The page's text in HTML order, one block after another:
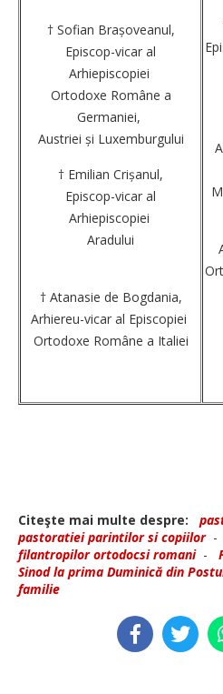
† Sofian Brașoveanul,
Episcop-vicar al
Arhiepiscopiei
Ortodoxe Române a
Germaniei,
Austriei și Luxemburgului
† Emilian Crișanul,
Episcop-vicar al
Arhiepiscopiei
Aradului
† Atanasie de Bogdania,
Arhiereu-vicar al Episcopiei
Ortodoxe Române a Italiei
Citeşte mai multe despre:
pastoratiei parintilor si copiilor
filantropilor ortodocsi romani-
Sinod la prima Duminică din
familie